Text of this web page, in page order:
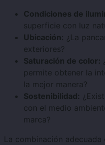
Condiciones de
superficie con luz
Ubicación: ¿La
exteriores?
Saturación de color:
permite obtener la
la mejor manera?
Sostenibilidad:
con el medio
marca?
La combinación